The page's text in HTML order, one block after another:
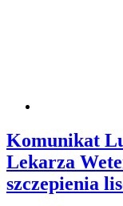
Komunikat
Lekarza
szczepienia